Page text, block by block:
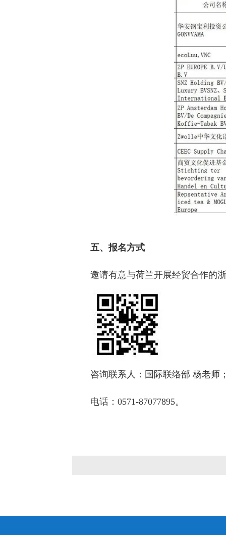
五、报名方式
邀请有意与荷兰开展经贸合作的
咨询联系人：国际联络部 杨老师
电话：0571-87077895。